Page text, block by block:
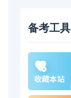
备考工具